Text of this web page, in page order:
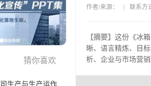
作者/来源： 联系方
【摘要】 这份《冰
晰、语言精炼、目
析、企业与市场营